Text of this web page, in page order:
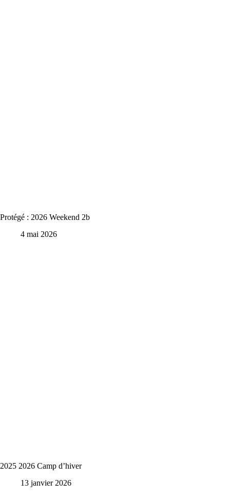
Protégé : 2026 Weekend 2b
4 mai 2026
2025 2026 Camp d’hiver
13 janvier 2026